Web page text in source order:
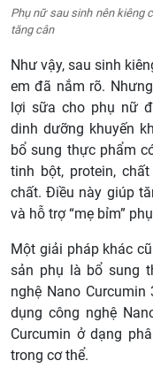
Phụ nữ sau sinh nên kiêng
tăng cân
Như vậy, sau sinh
em đã nắm rõ.
lợi sữa cho phụ nữ
dinh dưỡng khuyến
bổ sung thực phẩm
tinh bột, protein,
chất. Điều này giúp
và hỗ trợ “mẹ bỉm”
Một giải pháp khác
sản phụ là bổ sung
nghệ Nano
dụng công nghệ
Curcumin ở dạng
trong cơ thể.